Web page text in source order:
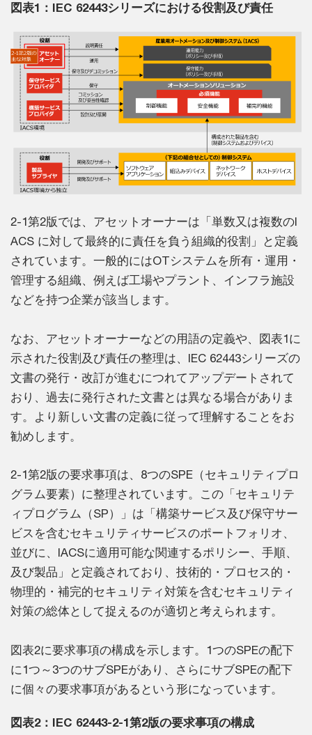
図表1：IEC 62443シリーズにおける役割及び責任
2-1第2版では、アセットオーナーは「単数又は複数のI
ACS に対して最終的に責任を負う組織的役割」と定義
されています。一般的にはOTシステムを所有・運用・
管理する組織、例えば工場やプラント、インフラ施設
などを持つ企業が該当します。
なお、アセットオーナーなどの用語の定義や、図表1に
示された役割及び責任の整理は、IEC 62443シリーズの
文書の発行・改訂が進むにつれてアップデートされて
おり、過去に発行された文書とは異なる場合がありま
す。より新しい文書の定義に従って理解することをお
勧めします。
2-1第2版の要求事項は、8つのSPE（セキュリティプロ
グラム要素）に整理されています。この「セキュリテ
ィプログラム（SP）」は「構築サービス及び保守サー
ビスを含むセキュリティサービスのポートフォリオ、
並びに、IACSに適用可能な関連するポリシー、手順、
及び製品」と定義されており、技術的・プロセス的・
物理的・補完的セキュリティ対策を含むセキュリティ
対策の総体として捉えるのが適切と考えられます。
図表2に要求事項の構成を示します。1つのSPEの配下
に1つ～3つのサブSPEがあり、さらにサブSPEの配下
に個々の要求事項があるという形になっています。
図表2：IEC 62443-2-1第2版の要求事項の構成